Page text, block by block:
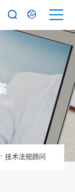
. 技术法规顾问
03 .